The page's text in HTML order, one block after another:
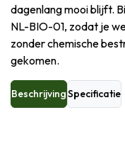
dagenlang mooi blijft.
NL-BIO-01, zodat je
zonder chemische
gekomen.
BeschrijvingSpecificatie